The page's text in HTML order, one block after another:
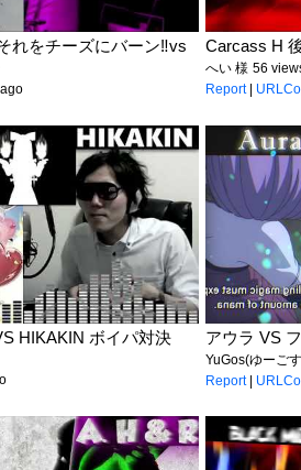
れをチーズにバーン‼️vs
Carcass H
へい 様 56
Report|
HIKAKIN ボイパ対決
アウラ VS
YuGos(ゆーご
Report|